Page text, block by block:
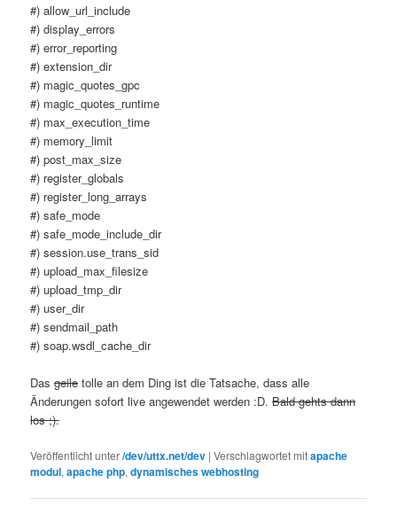
#) allow_url_include
#) display_errors
#) error_reporting
#) extension_dir
#) magic_quotes_gpc
#) magic_quotes_runtime
#) max_execution_time
#) memory_limit
#) post_max_size
#) register_globals
#) register_long_arrays
#) safe_mode
#) safe_mode_include_dir
#) session.use_trans_sid
#) upload_max_filesize
#) upload_tmp_dir
#) user_dir
#) sendmail_path
#) soap.wsdl_cache_dir
Dasgeile tolle an dem Ding ist die Tatsache, dass alle
Änderungen sofort live angewendet werden :D.Bald gehts dann
los ;).
Veröffentlicht unter/dev/uttx.net/dev |Verschlagwortet mitapache
modul,apache php,dynamisches webhosting